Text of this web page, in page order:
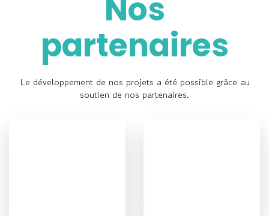
Nos
partenaires
Le développement de nos projets a été possible grâce au
soutien de nos partenaires.